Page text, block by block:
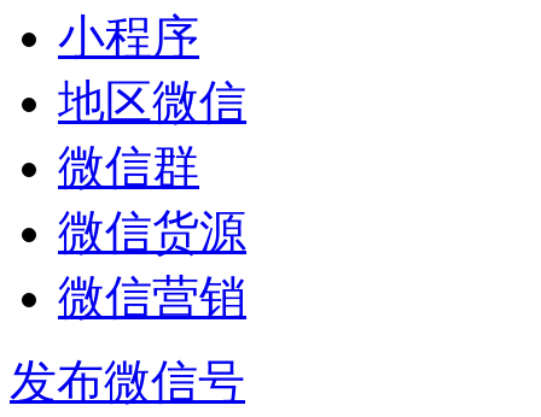
小程序
地区微信
微信群
微信货源
微信营销
发布微信号